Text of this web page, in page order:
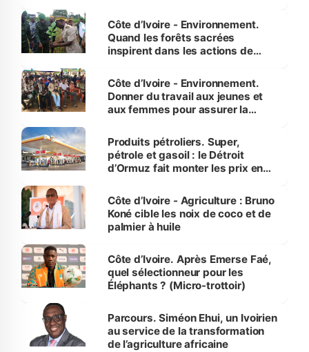
Côte d’Ivoire - Environnement.
Quand les forêts sacrées
inspirent dans les actions de
Côte d’Ivoire - Environnement.
Donner du travail aux jeunes et
aux femmes pour assurer la
menacées
Produits pétroliers. Super,
pétrole et gasoil : le Détroit
d’Ormuz fait monter les prix en
Côte d’Ivoire - Agriculture : Bruno
Koné cible les noix de coco et de
palmier à huile
Côte d’Ivoire. Après Emerse Faé,
quel sélectionneur pour les
Éléphants ? (Micro-trottoir)
Parcours. Siméon Ehui, un Ivoirien
au service de la transformation
de l’agriculture africaine